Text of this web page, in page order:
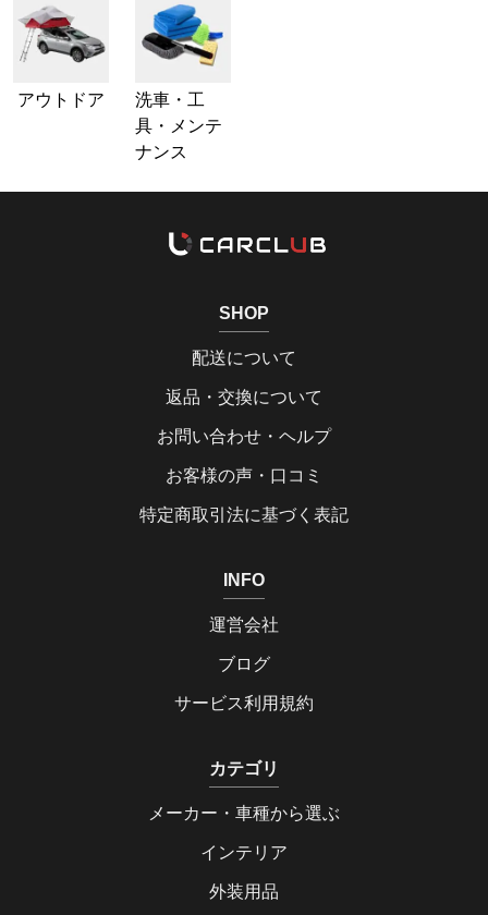
アウトドア
洗車・工
具・メンテ
ナンス
SHOP
配送について
返品・交換について
お問い合わせ・ヘルプ
お客様の声・口コミ
特定商取引法に基づく表記
INFO
運営会社
ブログ
サービス利用規約
カテゴリ
メーカー・車種から選ぶ
インテリア
外装用品